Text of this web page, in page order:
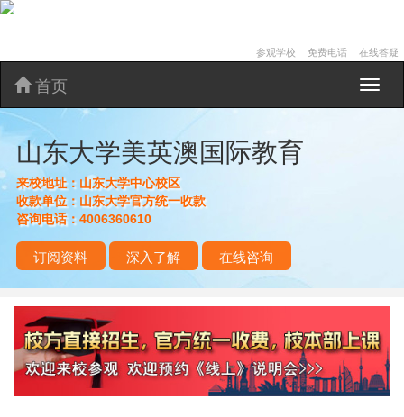
在线答疑
免费电话
参观学校
山
东
首页
山东大学美英澳国际教育
来校地址： 山东大学中心校区
收款单位： 山东大学官方统一收款
咨询电话：4006360610
订阅资料 深入了解 在线咨询